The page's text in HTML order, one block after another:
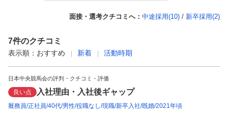
面接・選考クチコミへ： 中途採用(10) / 新卒採用(2)
7件のクチコミ
表示順： おすすめ 新着 活動時期
日本中央競馬会の評判・クチコミ・評価
良い点 入社理由・入社後ギャップ
厩務員 正社員 40代 男性 役職なし 現職 新卒入社 既婚 2021年頃